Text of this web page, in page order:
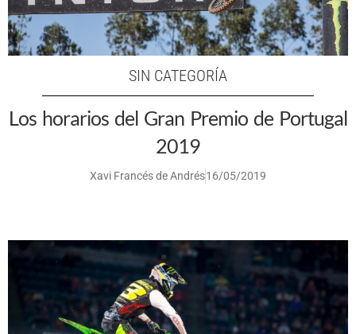
SIN CATEGORÍA
Los horarios del Gran Premio de Portugal
2019
Xavi Francés de Andrés16/05/2019